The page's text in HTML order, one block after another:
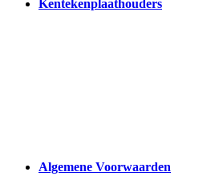
Kentekenplaathouders
Algemene Voorwaarden